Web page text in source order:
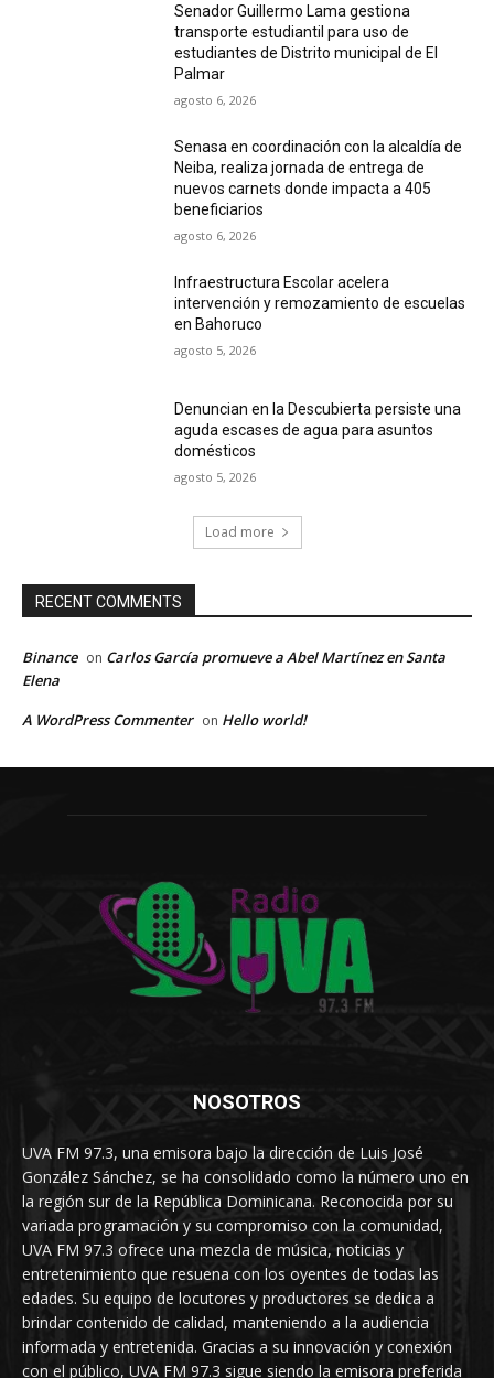
Senador Guillermo Lama gestiona
transporte estudiantil para uso de
estudiantes de Distrito municipal de El
Palmar
agosto 6, 2026
Senasa en coordinación con la alcaldía de
Neiba, realiza jornada de entrega de
nuevos carnets donde impacta a 405
beneficiarios
agosto 6, 2026
Infraestructura Escolar acelera
intervención y remozamiento de escuelas
en Bahoruco
agosto 5, 2026
Denuncian en la Descubierta persiste una
aguda escases de agua para asuntos
domésticos
agosto 5, 2026
Load more
RECENT COMMENTS
Binance on Carlos García promueve a Abel Martínez en Santa
Elena
A WordPress Commenter on Hello world!
NOSOTROS
UVA FM 97.3, una emisora bajo la dirección de Luis José
González Sánchez, se ha consolidado como la número uno en
la región sur de la República Dominicana. Reconocida por su
variada programación y su compromiso con la comunidad,
UVA FM 97.3 ofrece una mezcla de música, noticias y
entretenimiento que resuena con los oyentes de todas las
edades. Su equipo de locutores y productores se dedica a
brindar contenido de calidad, manteniendo a la audiencia
informada y entretenida. Gracias a su innovación y conexión
con el público, UVA FM 97.3 sigue siendo la emisora preferida